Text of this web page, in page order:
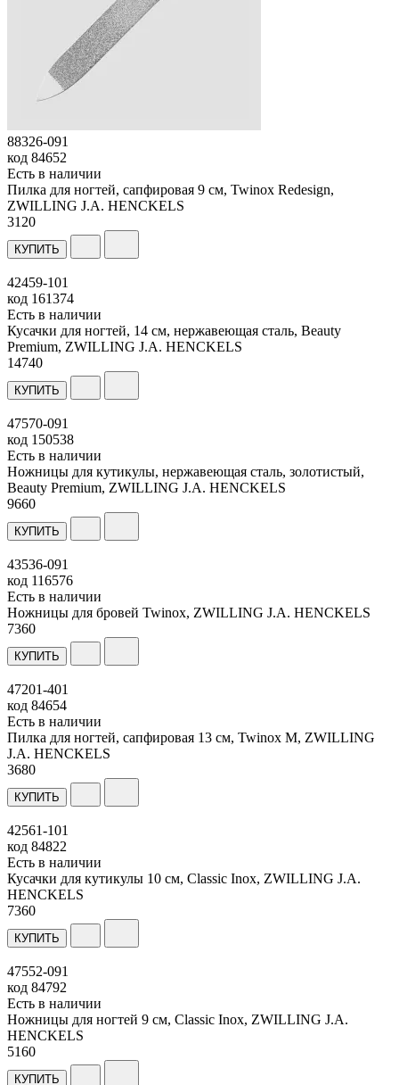
88326-091
код 84652
Есть в наличии
Пилка для ногтей, сапфировая 9 см, Twinox Redesign,
ZWILLING J.A. HENCKELS
3120
КУПИТЬ
42459-101
код 161374
Есть в наличии
Кусачки для ногтей, 14 см, нержавеющая сталь, Beauty
Premium, ZWILLING J.A. HENCKELS
14740
КУПИТЬ
47570-091
код 150538
Есть в наличии
Ножницы для кутикулы, нержавеющая сталь, золотистый,
Beauty Premium, ZWILLING J.A. HENCKELS
9660
КУПИТЬ
43536-091
код 116576
Есть в наличии
Ножницы для бровей Twinox, ZWILLING J.A. HENCKELS
7360
КУПИТЬ
47201-401
код 84654
Есть в наличии
Пилка для ногтей, сапфировая 13 см, Twinox M, ZWILLING
J.A. HENCKELS
3680
КУПИТЬ
42561-101
код 84822
Есть в наличии
Кусачки для кутикулы 10 см, Classic Inox, ZWILLING J.A.
HENCKELS
7360
КУПИТЬ
47552-091
код 84792
Есть в наличии
Ножницы для ногтей 9 см, Classic Inox, ZWILLING J.A.
HENCKELS
5160
КУПИТЬ